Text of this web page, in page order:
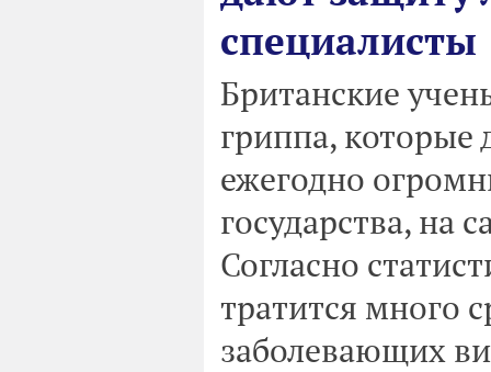
специалисты
Британские
гриппа, которые
ежегодно
государства, на
Согласно
тратится много
заболевающих